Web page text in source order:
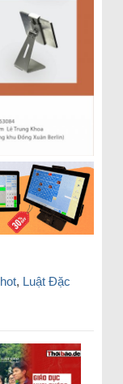
hot, Luật Đặc